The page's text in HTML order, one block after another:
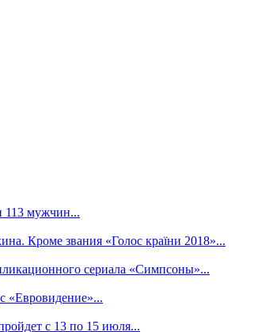
113 мужчин...
Кроме звания «Голос країни 2018»...
сериала «Симпсоны»...
«Евровидение»...
с 13 по 15 июля...